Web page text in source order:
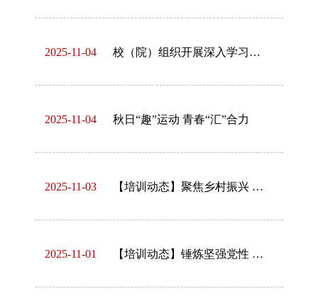
2025-11-04 校（院）组织开展深入学习贯彻党的二十届四中全会精神专题培训
2025-11-04 秋日“趣”运动 青春“汇”合力
2025-11-03 【培训动态】聚焦乡村振兴 凝聚奋进力量 赋能兵团发展
2025-11-01 【培训动态】锤炼坚强党性 担当时代使命